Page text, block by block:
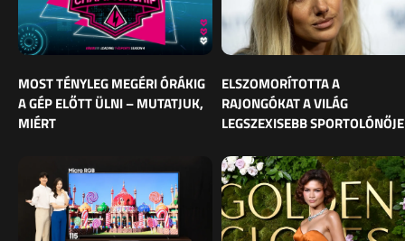
MOST TÉNYLEG MEGÉRI ÓRÁKIG
A GÉP ELŐTT ÜLNI – MUTATJUK,
MIÉRT
ELSZOMORÍTOTTA A
RAJONGÓKAT A VILÁG
LEGSZEXISEBB SPORTOLÓNŐJE